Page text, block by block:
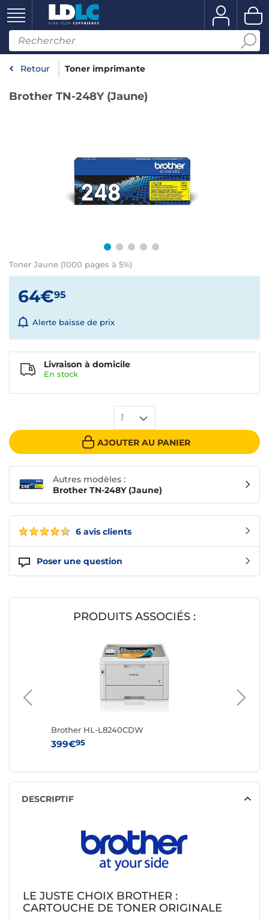
Retour Toner imprimante
Brother TN-248Y (Jaune)
Toner Jaune (1000 pages à 5%)
6 avis clients
Poser une question
64€95
Alerte baisse de prix
1
AJOUTER AU PANIER
Livraison à domicile
En stock
Autres modèles :
Brother TN-248Y (Jaune)
PRODUITS ASSOCIÉS :
Brother HL-L8240CDW
399€95
DESCRIPTIF
LE JUSTE CHOIX BROTHER :
CARTOUCHE DE TONER ORIGINALE